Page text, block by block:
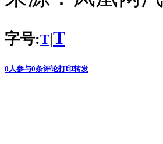
字号:T|T
0 人参与0条评论打印转发